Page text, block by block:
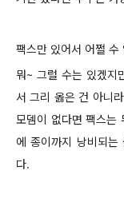
팩스만 있어서 어쩔 수
뭐~ 그럴 수는 있겠지
서 그리 옳은 건 아니
모뎀이 없다면 팩스는
에 종이까지 낭비되
다.